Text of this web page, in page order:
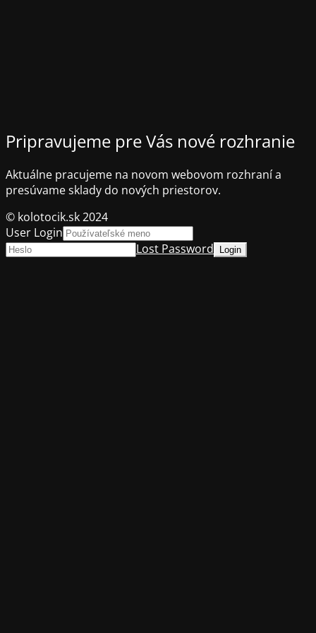
Pripravujeme pre Vás nové rozhranie
Aktuálne pracujeme na novom webovom rozhraní a
presúvame sklady do nových priestorov.
© kolotocik.sk 2024
User Login
Lost Password